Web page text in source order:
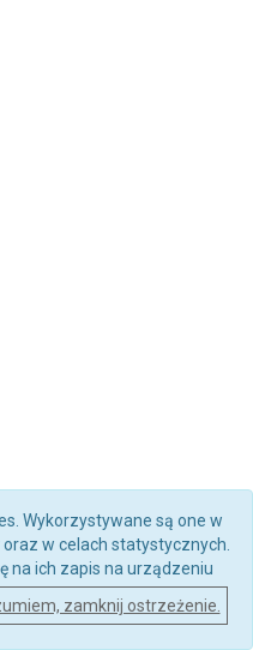
Wykorzystywane są one w
w celach statystycznych.
na ich zapis na urządzeniu
zamknij ostrzeżenie.